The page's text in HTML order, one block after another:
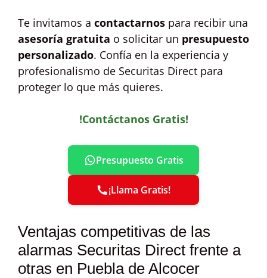
Te invitamos a contactarnos para recibir una
asesoría gratuita o solicitar un presupuesto
personalizado. Confía en la experiencia y
profesionalismo de Securitas Direct para
proteger lo que más quieres.
!Contáctanos Gratis!
Presupuesto Gratis
¡Llama Gratis!
Ventajas competitivas de las
alarmas Securitas Direct frente a
otras en Puebla de Alcocer